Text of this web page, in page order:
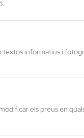
textos informatius i
els preus en